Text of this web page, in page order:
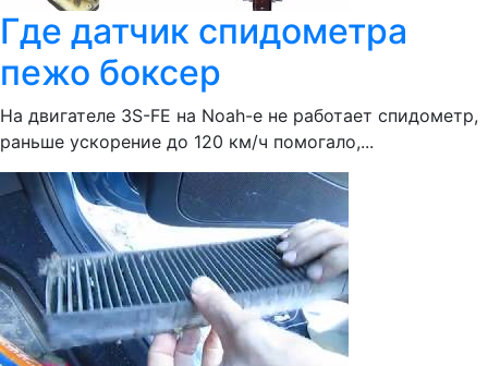
Где датчик спидометра
пежо боксер
На двигателе 3S-FE на Noah-e не работает спидометр,
раньше ускорение до 120 км/ч помогало,...